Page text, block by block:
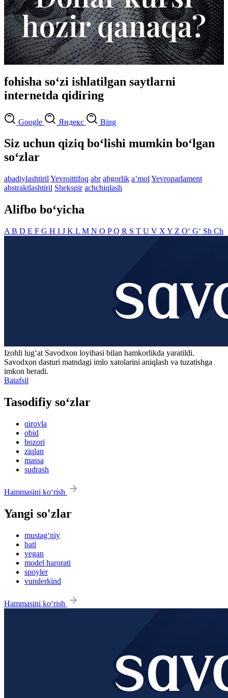
fohisha so‘zi ishlatilgan saytlarni
internetda qidiring
Google Яндекс Bing
Siz uchun qiziq bo‘lishi mumkin bo‘lgan
so‘zlar
abadiylashtiril Yevroittifoq abr abgorlik aʼmol Yevroparlament
abstraktlashtiril Shekspir achchiqlash
Alifbo bo‘yicha
A B D E F G H I J K L M N O PQ R S T U V X Y Z O‘ G‘ Sh Ch
Izohli lugʻat Savodxon loyihasi bilan hamkorlikda yaratildi.
Savodxon dasturi matndagi imlo xatolarini aniqlash va tuzatishga
imkon beradi.
Batafsil
Tasodifiy so‘zlar
qirovla
obid
bozori
ziqlan
massa
sudrash
Hammasini ko‘rish
Yangi so'zlar
mustag‘niy
batl
vegan
model harorati
spoyler
vunderkind
Hammasini ko‘rish